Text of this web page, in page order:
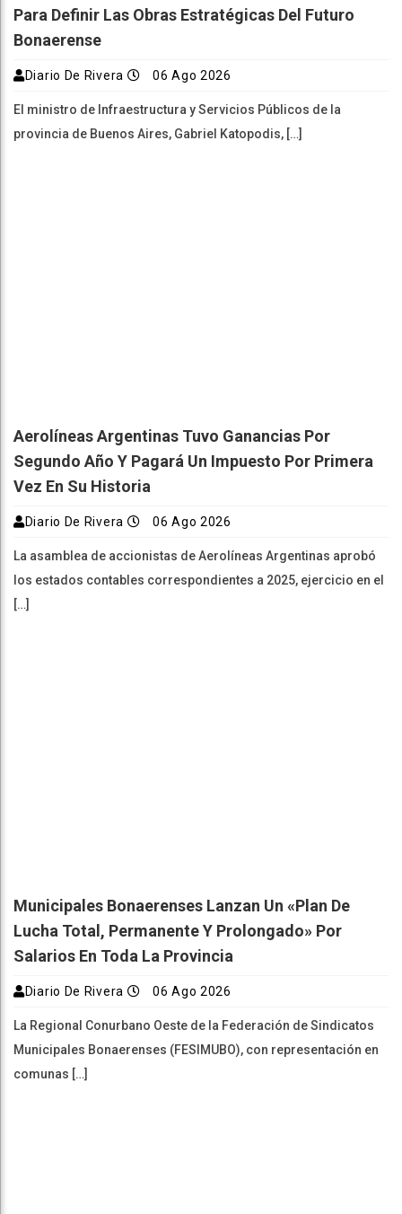
Para Definir Las Obras Estratégicas Del Futuro
Bonaerense
Diario De Rivera 06 Ago 2026
El ministro de Infraestructura y Servicios Públicos de la
provincia de Buenos Aires, Gabriel Katopodis, […]
Aerolíneas Argentinas Tuvo Ganancias Por
Segundo Año Y Pagará Un Impuesto Por Primera
Vez En Su Historia
Diario De Rivera 06 Ago 2026
La asamblea de accionistas de Aerolíneas Argentinas aprobó
los estados contables correspondientes a 2025, ejercicio en el
[…]
Municipales Bonaerenses Lanzan Un «plan De
Lucha Total, Permanente Y Prolongado» Por
Salarios En Toda La Provincia
Diario De Rivera 06 Ago 2026
La Regional Conurbano Oeste de la Federación de Sindicatos
Municipales Bonaerenses (FESIMUBO), con representación en
comunas […]